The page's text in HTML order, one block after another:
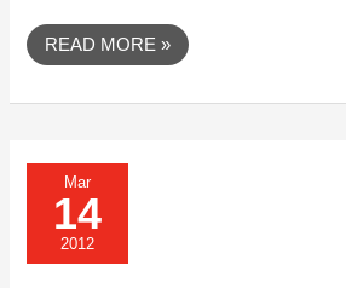
READ MORE »
Mar
14
2012
UNITY
WE
SEEK »
WITH
WCC